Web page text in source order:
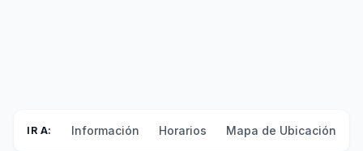
IR A: Información Horarios Mapa de Ubicación